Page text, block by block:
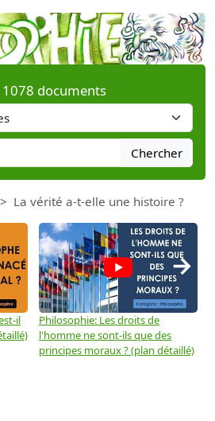
documents
Chercher
La vérité a-t-elle une histoire ?
il
Philosophie: Les droits de
l'homme ne sont-ils que des
principes moraux ? (plan détaillé)
→